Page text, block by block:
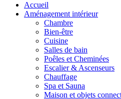
Accueil
Aménagement intérieur
Chambre
Bien-être
Cuisine
Salles de bain
Poêles et Cheminées
Escalier & Ascenseurs
Chauffage
Spa et Sauna
Maison et objets